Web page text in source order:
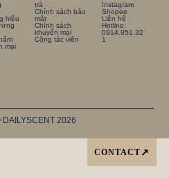
hiệu
mại
trà
Chính sách bảo
mật
Chính sách
khuyến mại
Cộng tác viên
Instagram
Shopee
Liên hệ
Hotline:
0914.951.32
1
DAILYSCENT 2026
CONTACT ↗